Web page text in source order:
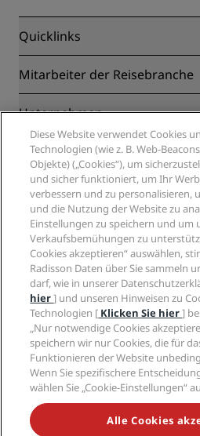
Quicklinks
Radisson Rewards
Blog
Neue und aufstrebende Hotels
Radisson Hotels APP
„Sports Approved“-Hotels
Familienfreundliche Hotels
Gesundheit & Sicherheit
Mitarbeiter der Reisebranche
Partner
Reisebüros
Unternehmen
Radisson Hotel Group
Medien
Karriere RHG
Karriere PPHE
Karrieren EHL
The Club by RHG
Entwicklungsmöglichkeiten
Responsible Business – Unser
Einkauf
Rechtliches
Privacy Centre
Rechtliche Hinweise
Radisson Rewards
Website-Nutzungsvereinbarung
Digitale Barrierefreiheit
Moderne Sklaverei – Erklärung
Hilfe
Verbrauchermeldungen
Kontakt
FAQ
Inhaltsübersicht
Soziale Medien
Marken von Radisson Hotels
VERPASSEN SIE NIEMALS
Diese Website verwendet Cookies
Technologien (wie z. B. Web-
Objekte) („Cookies“), um
und sicher funktioniert, um Ihr
verbessern und zu personalisieren,
und die Nutzung der Website zu
Einstellungen zu speichern und um
Verkaufsbemühungen zu
Cookies akzeptieren“ auswählen,
Radisson Daten über Sie sammeln
darf, wie in unserer
hier] und unseren Hinweisen zu
Technologien [ Klicken Sie hier]
„Nur notwendige Cookies
speichern wir nur Cookies, die für
Funktionieren der Website
Wenn Sie spezifischere
wählen Sie „Cookie-Einstellungen“
Alle Cookies